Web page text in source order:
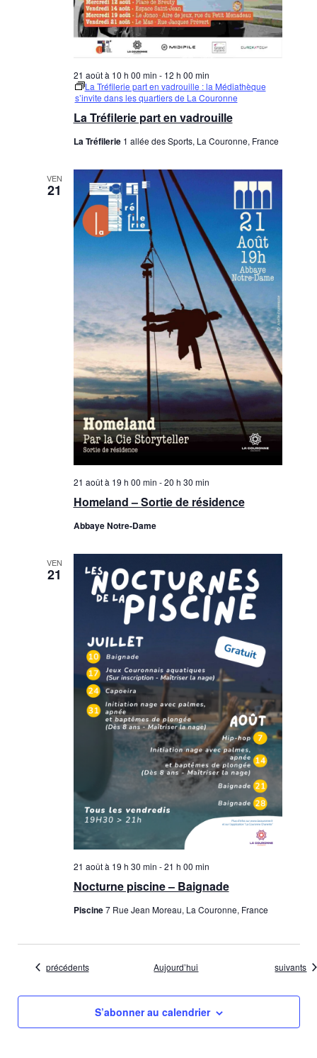
La Tréfilerie part en vadrouille
21 août à 10 h 00 min - 12 h 00 min
La Tréfilerie part en vadrouille : la Médiathèque
s’invite dans les quartiers de La Couronne
La Tréfilerie 1 allée des Sports, La Couronne, France
VEN
21
Homeland – Sortie de résidence
21 août à 19 h 00 min -20 h 30 min
Abbaye Notre-Dame
VEN
21
Nocturne piscine – Baignade
21 août à 19 h 30 min -21 h 00 min
Piscine7 Rue Jean Moreau, La Couronne, France
Évènements
précédents Aujourd’hui suivants
S’abonner au calendrier